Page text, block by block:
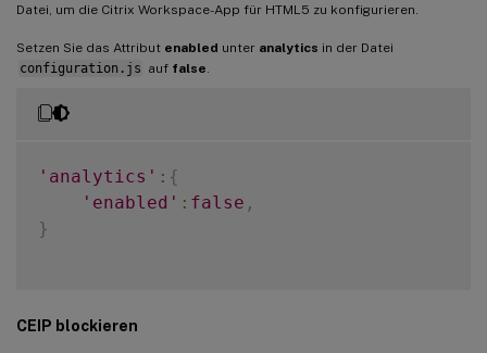
Datei, um die Citrix Workspace-App für HTML5 zu konfigurieren.
Setzen Sie das Attribut enabled unter analytics in der Datei
configuration.js auf false
'analytics' : {
'enabled' : false ,
}
CEIP blockieren